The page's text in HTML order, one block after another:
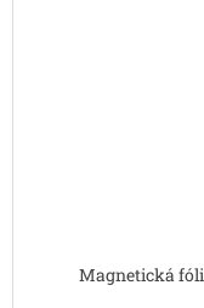
Magnetická